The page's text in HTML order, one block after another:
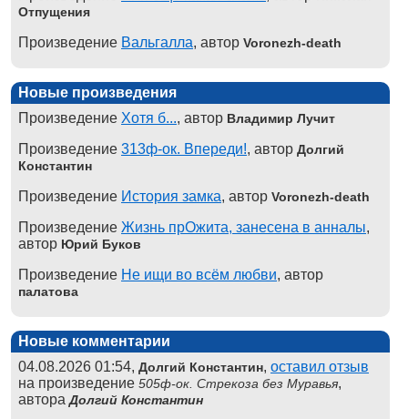
Отпущения
Произведение Вальгалла, автор Voronezh-death
Новые произведения
Произведение Хотя б..., автор Владимир Лучит
Произведение 313ф-ок. Впереди!, автор Долгий
Константин
Произведение История замка, автор Voronezh-death
Произведение Жизнь прОжита, занесена в анналы,
автор Юрий Буков
Произведение Не ищи во всём любви, автор
палатова
Новые комментарии
04.08.2026 01:54, Долгий Константин, оставил отзыв
на произведение 505ф-ок. Стрекоза без Муравья,
автораДолгий Константин